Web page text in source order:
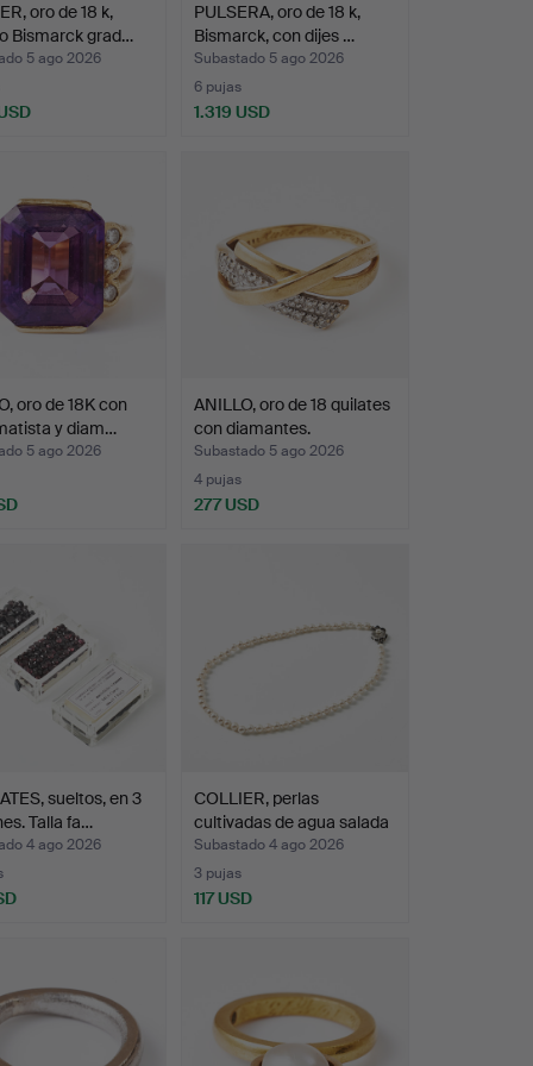
oro de 18 k,
Bismarck grad…
5 ago 2026
PULSERA, oro de 18 k,
Bismarck, con dijes …
Subastado 5 ago 2026
6 pujas
1.319 USD
oro de 18K con
y diam…
5 ago 2026
ANILLO, oro de 18 quilates
con diamantes.
Subastado 5 ago 2026
4 pujas
277 USD
sueltos, en 3
Talla fa…
4 ago 2026
COLLIER, perlas
cultivadas de agua salada
…
Subastado 4 ago 2026
3 pujas
117 USD